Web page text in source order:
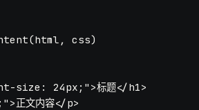
(html, css)
24px;">标题</h1>
文内容</p>